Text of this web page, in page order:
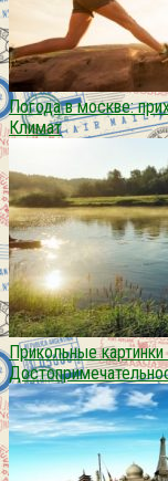
Погода в москве:
Климат
Прикольные